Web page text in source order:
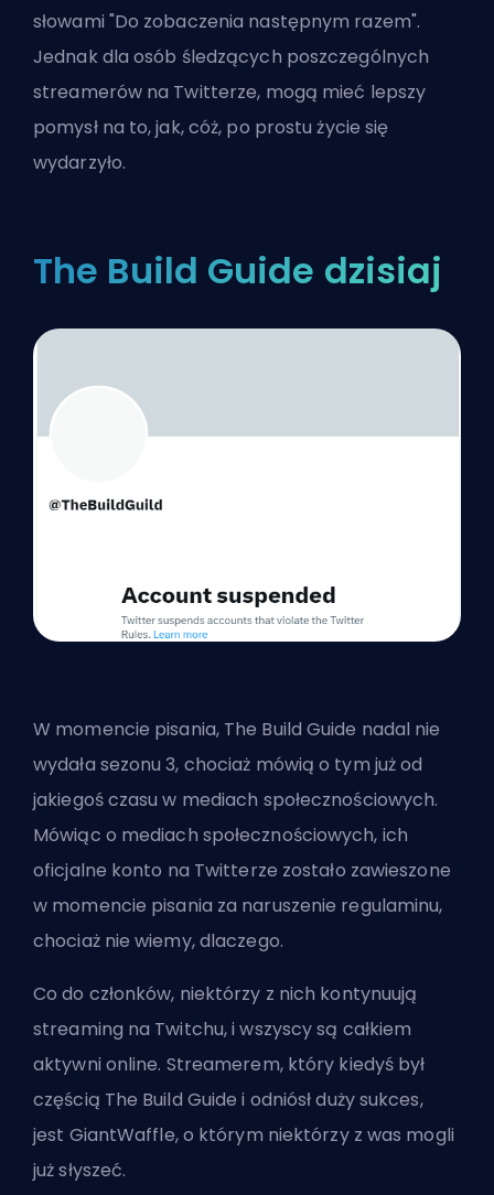
słowami "Do zobaczenia następnym razem".
Jednak dla osób śledzących poszczególnych
streamerów na Twitterze, mogą mieć lepszy
pomysł na to, jak, cóż, po prostu życie się
wydarzyło.
The Build Guide dzisiaj
W momencie pisania, The Build Guide nadal nie
wydała sezonu 3, chociaż mówią o tym już od
jakiegoś czasu w mediach społecznościowych.
Mówiąc o mediach społecznościowych, ich
oficjalne konto na Twitterze zostało zawieszone
w momencie pisania za naruszenie regulaminu,
chociaż nie wiemy, dlaczego.
Co do członków, niektórzy z nich kontynuują
streaming na Twitchu, i wszyscy są całkiem
aktywni online. Streamerem, który kiedyś był
częścią The Build Guide i odniósł duży sukces,
jest GiantWaffle, o którym niektórzy z was mogli
już słyszeć.